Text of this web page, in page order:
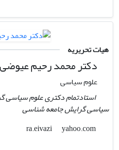
هیات تحریریه
دکتر محمد رحیم عیوضی
علوم سیاسی
استادتمام دکتری علوم
سیاسی گرایش جامعه شناسی
yahoo.com